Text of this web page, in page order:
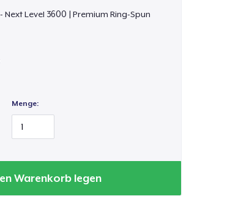
Next Level 3600 | Premium Ring-Spun
Menge:
Warenkorb legen